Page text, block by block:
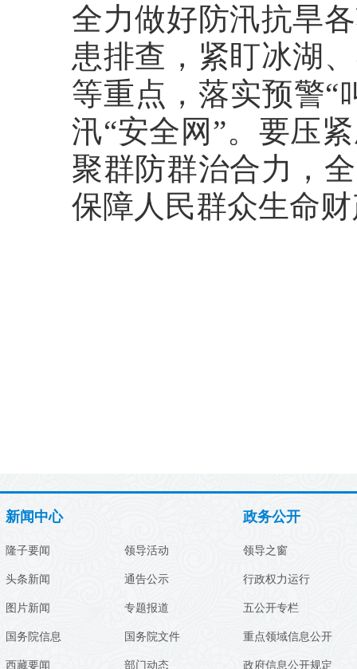
全力做好防汛抗旱
患排查，紧盯冰湖
等重点，落实预警“
汛“安全网”。要压
聚群防群治合力，
保障人民群众生命
新闻中心
隆子要闻
头条新闻
图片新闻
国务院信息
西藏要闻
领导活动
通告公示
专题报道
国务院文件
部门动态
政务公开
领导之窗
行政权力运行
五公开专栏
重点领域信息公开
政府信息公开规定